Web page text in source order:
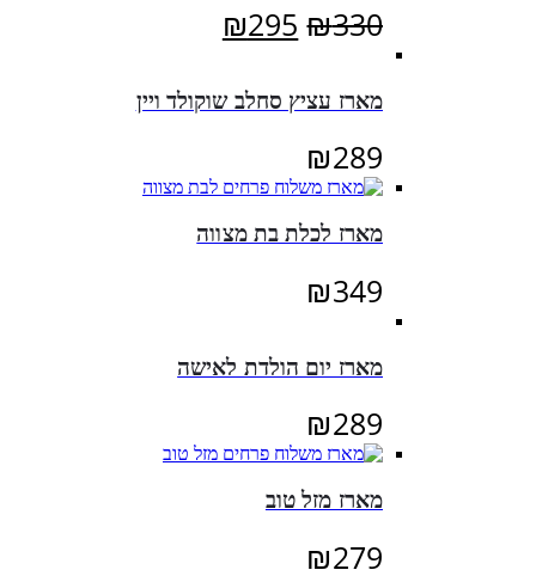
₪330
המחיר
היה:
₪295
הוא:
מארז עציץ סחלב שוקולד ויין
₪289
מארז לכלת בת מצווה
₪349
מארז יום הולדת לאישה
₪289
מארז מזל טוב
₪279